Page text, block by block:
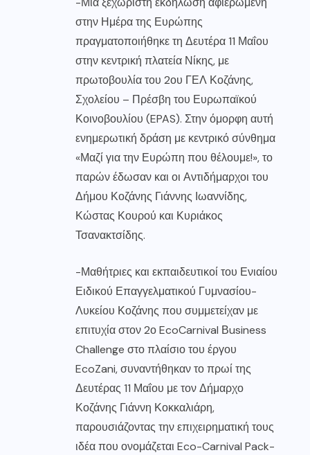
στην Ημέρα της Ευρώπης
πραγματοποιήθηκε τη Δευτέρα 11 Μαΐου
στην κεντρική πλατεία Νίκης, με
πρωτοβουλία του 2ου ΓΕΛ Κοζάνης,
Σχολείου – Πρέσβη του Ευρωπαϊκού
Κοινοβουλίου (EPAS). Στην όμορφη αυτή
ενημερωτική δράση με κεντρικό σύνθημα
«Μαζί για την Ευρώπη που θέλουμε!», το
παρών έδωσαν και οι Αντιδήμαρχοι του
Δήμου Κοζάνης Γιάννης Ιωαννίδης,
Κώστας Κουρού και Κυριάκος
Τσανακτσίδης.
-Μαθήτριες και εκπαιδευτικοί του Ενιαίου
Ειδικού Επαγγελματικού Γυμνασίου-
Λυκείου Κοζάνης που συμμετείχαν με
επιτυχία στον 2ο EcoCarnival Βusiness
Challenge στο πλαίσιο του έργου
EcoZani, συναντήθηκαν το πρωί της
Δευτέρας 11 Μαΐου με τον Δήμαρχο
Κοζάνης Γιάννη Κοκκαλιάρη,
παρουσιάζοντας την επιχειρηματική τους
ιδέα που ονομάζεται Eco-Carnival Pack-